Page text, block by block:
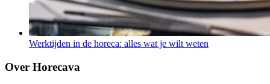
Werktijden in de horeca: alles wat je wilt weten
Over Horecava